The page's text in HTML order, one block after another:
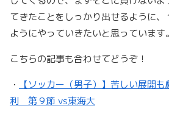
てきたことをしっかり出せるように
ようにやっていきたいと思っています。
こちらの記事も合わせてどうぞ！
・
【ソッカー（男子）】苦しい展開
利 第９節 vs東海大